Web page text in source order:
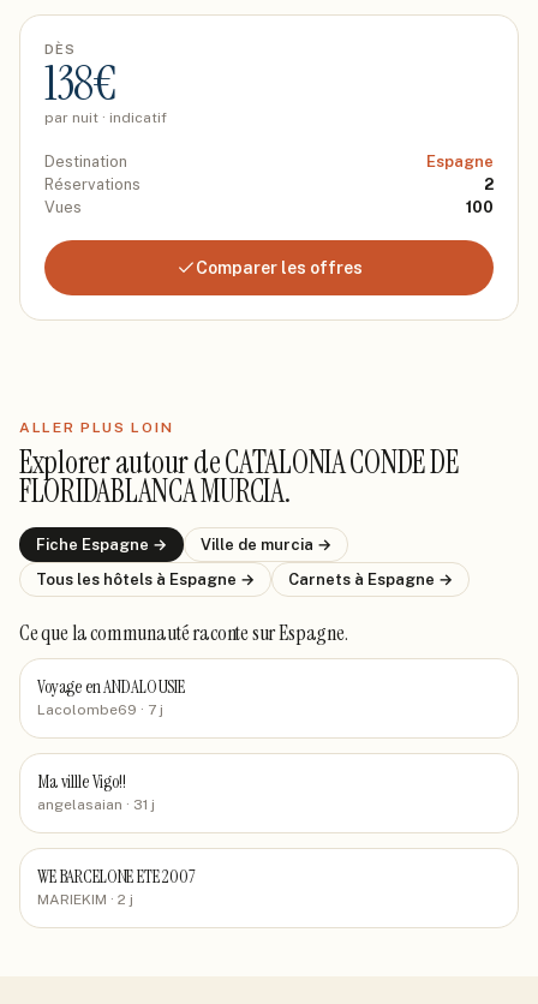
DÈS
138€
par nuit · indicatif
Destination
Espagne
Réservations
2
Vues
100
Comparer les offres
ALLER PLUS LOIN
Explorer autour deCATALONIA CONDE DE
FLORIDABLANCA MURCIA.
Fiche Espagne → Ville de murcia →
Tous les hôtels à Espagne → Carnets à Espagne →
Ce que la communauté racontesur Espagne.
Voyage en ANDALOUSIE
Lacolombe69 · 7 j
Ma villle Vigo!!
angelasaian · 31 j
WE BARCELONE ETE 2007
MARIEKIM · 2 j